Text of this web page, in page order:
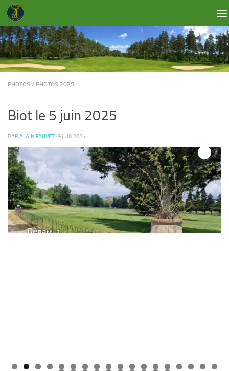
Skip to content
PHOTOS / PHOTOS 2025
Biot le 5 juin 2025
PAR ALAIN FAUVET ·9 JUIN 2025